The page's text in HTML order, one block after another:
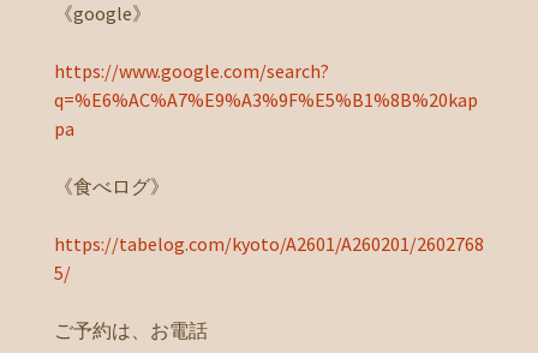
《google》
https://www.google.com/search?
q=%E6%AC%A7%E9%A3%9F%E5%B1%8B%20kap
pa
《食べログ》
https://tabelog.com/kyoto/A2601/A260201/2602768
5/
ご予約は、お電話